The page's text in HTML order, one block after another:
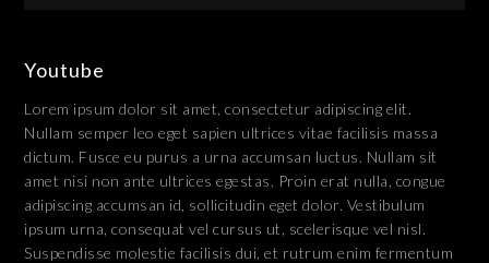
Youtube
Lorem ipsum dolor sit amet, consectetur adipiscing elit.
Nullam semper leo eget sapien ultrices vitae facilisis massa
dictum. Fusce eu purus a urna accumsan luctus. Nullam sit
amet nisi non ante ultrices egestas. Proin erat nulla, congue
adipiscing accumsan id, sollicitudin eget dolor. Vestibulum
ipsum urna, consequat vel cursus ut, scelerisque vel nisl.
Suspendisse molestie facilisis dui, et rutrum enim fermentum